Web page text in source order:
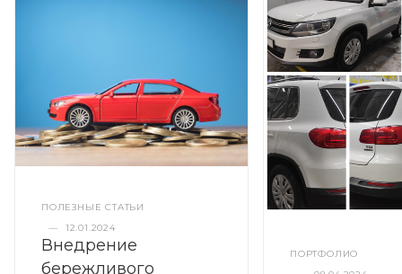
ПОЛЕЗНЫЕ СТАТЬИ
—
12.01.2024
Внедрение
бережливого
ПОРТФОЛИО